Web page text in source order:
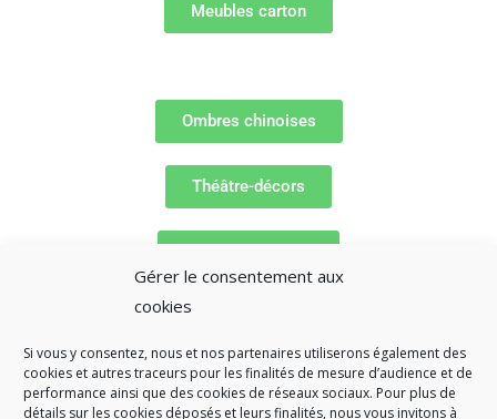
Gérer le consentement aux
cookies
Si vous y consentez, nous et nos partenaires utiliserons également des
cookies et autres traceurs pour les finalités de mesure d’audience et de
performance ainsi que des cookies de réseaux sociaux. Pour plus de
détails sur les cookies déposés et leurs finalités, nous vous invitons à
Meubles carton
Ombres chinoises
Théâtre-décors
A SAVOIR
Créé en 1978, le Sigidurs est un établissement public quiexerce